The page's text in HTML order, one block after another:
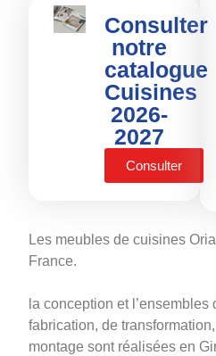
Consulter
notre
catalogue
Cuisines
2026-
2027
Consulter
Les meubles de cuisines
France.
la conception et l’ensembles
fabrication, de
montage sont réalisées en